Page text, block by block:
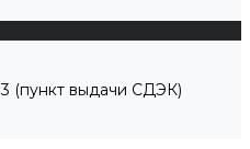
(пункт выдачи СДЭК)